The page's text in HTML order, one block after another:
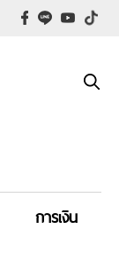
การเงิน